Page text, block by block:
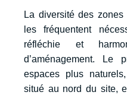
La diversité des
les fréquentent
réfléchie et
d’aménagement. Le
espaces plus
situé au nord du site,